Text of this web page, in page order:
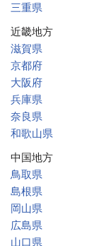
三重県
近畿地方
滋賀県
京都府
大阪府
兵庫県
奈良県
和歌山県
中国地方
鳥取県
島根県
岡山県
広島県
山口県